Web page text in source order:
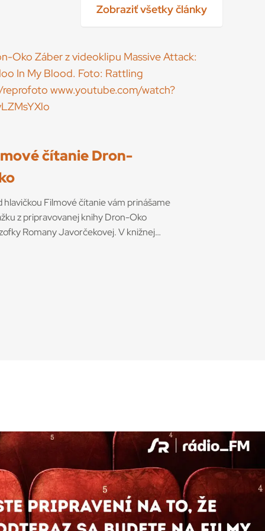
čítanie Dron-
hlavičkou Filmové čítanie vám prinášame
z pripravovanej knihy Dron-Oko
Romany Javorčekovej. V knižnej
časopisu Kino-Ikon Cinestézia ju onedlho
Slovenský filmový ústav. V knihe sa
centre NYU Langone Health v
Yorku. Pacientovi, ktorý utrpel vážny
keď ho zasiahol elektrický prúd, okrem
transplantovali aj časť tváre a vložili mu
bunky darcu do miesta zrakového
Obnovenie tohto nervového spojenia
pritom jednou z hlavných podmienok
Zobraziť všetky články